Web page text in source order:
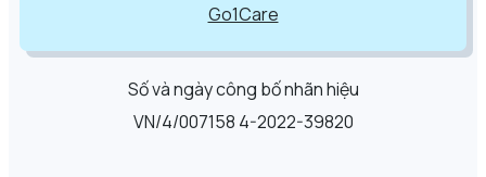
Go1Care
Số và ngày công bố nhãn hiệu
VN/4/007158 4-2022-39820